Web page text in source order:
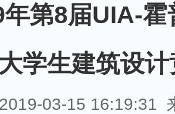
第8届UIA-霍
大学生建筑设
03-15 16:19:31